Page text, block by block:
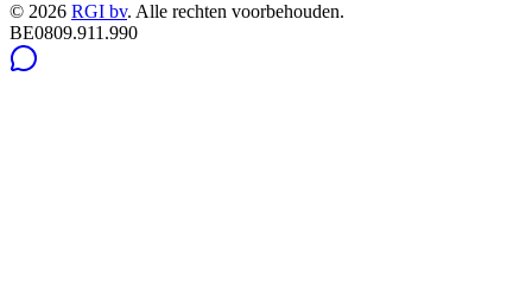
© 2026 RGI bv. Alle rechten voorbehouden.
BE0809.911.990